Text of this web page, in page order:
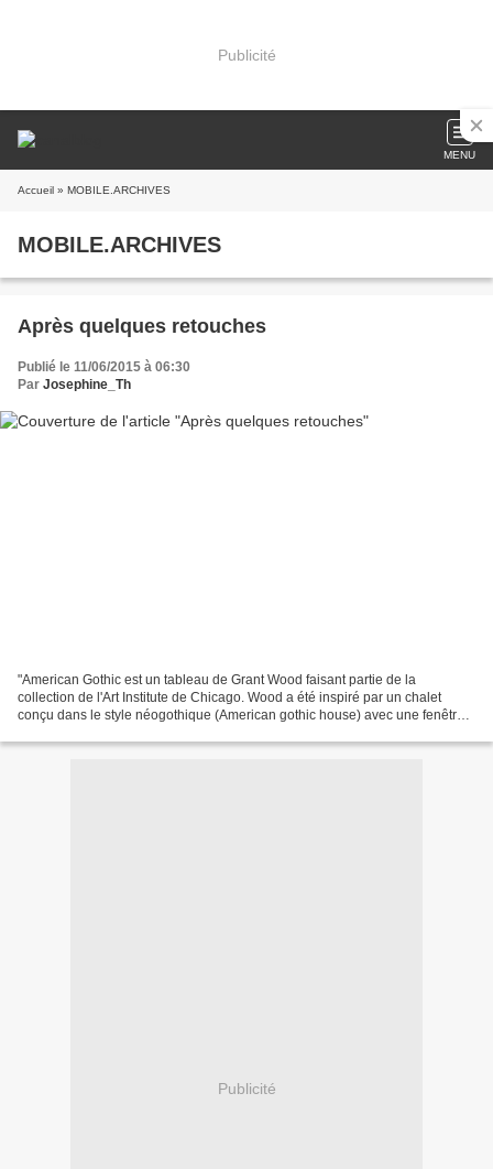
Publicité
MENU
Accueil » MOBILE.ARCHIVES
MOBILE.ARCHIVES
Après quelques retouches
Publié le 11/06/2015 à 06:30
Par Josephine_Th
"American Gothic est un tableau de Grant Wood faisant partie de la
collection de l'Art Institute de Chicago. Wood a été inspiré par un chalet
conçu dans le style néogothique (American gothic house) avec une fenêtre
Publicité